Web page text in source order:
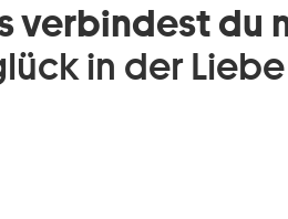
verbindest du
in der